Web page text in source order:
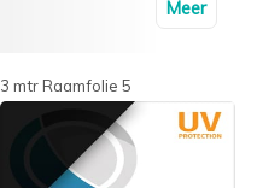
Meer
3 mtr Raamfolie 5